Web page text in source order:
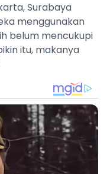
Surabaya
menggunakan
belum mencukupi
itu, makanya